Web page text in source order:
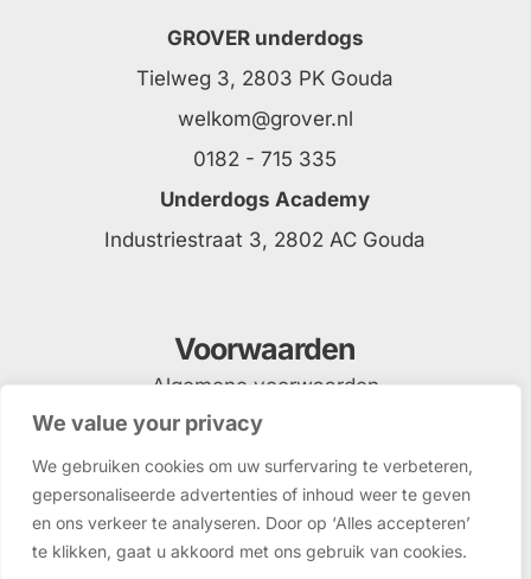
We value your privacy
We gebruiken cookies om uw surfervaring te verbeteren,
gepersonaliseerde advertenties of inhoud weer te geven
en ons verkeer te analyseren. Door op ‘Alles accepteren’
te klikken, gaat u akkoord met ons gebruik van cookies.
GROVER underdogs
Tielweg 3, 2803 PK Gouda
welkom@grover.nl
0182 - 715 335
Underdogs Academy
Industriestraat 3, 2802 AC Gouda
Voorwaarden
Algemene voorwaarden
Privacyverklaring